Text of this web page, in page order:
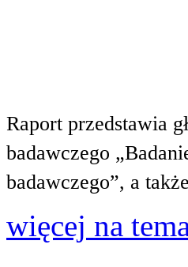
Raport przedstawia
badawczego
badawczego”, a
więcej na